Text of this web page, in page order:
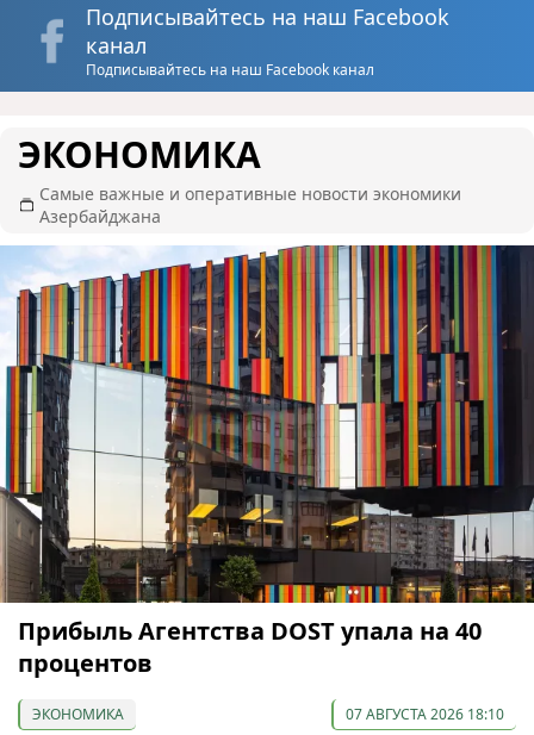
Подписывайтесь на наш Facebook
канал
Подписывайтесь на наш Facebook канал
ЭКОНОМИКА
Самые важные и оперативные новости экономики
Азербайджана
Прибыль Агентства DOST упала на 40
процентов
ЭКОНОМИКА 07 АВГУСТА 2026 18:10